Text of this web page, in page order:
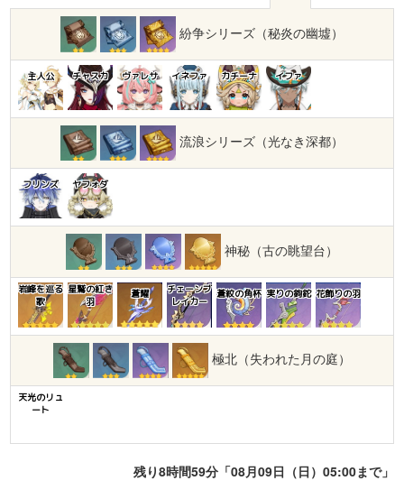
紛争シリーズ（秘炎の幽墟）
主人公 チャスカ ヴァレサ イネファ カチーナ イファ
流浪シリーズ（光なき深都）
フリンズ ヤフォダ
神秘（古の眺望台）
岩峰を巡る
歌
星鷲の紅き
羽
蒼耀
チェーンブ
レイカー
蒼紋の角杯 実りの鉤鉈 花飾りの羽
極北（失われた月の庭）
天光のリュ
ート
残り8時間59分「08月09日（日）05:00まで」